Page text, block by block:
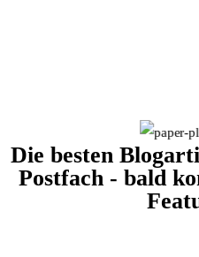
Die besten
Postfach - bald